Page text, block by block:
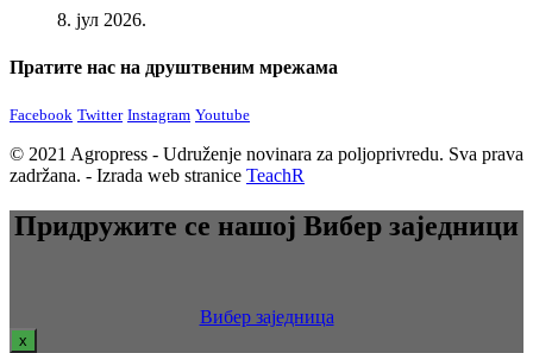
8. јул 2026.
Пратите нас на друштвеним мрежама
Facebook Twitter Instagram Youtube
© 2021 Agropress - Udruženje novinara za poljoprivredu. Sva prava
zadržana. - Izrada web stranice TeachR
Придружите се нашој Вибер заједници
Вибер заједница
x